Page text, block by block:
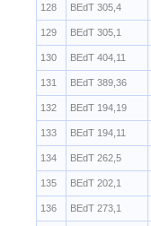
128 BEdT 305,4
129 BEdT 305,1
130 BEdT 404,11
131 BEdT 389,36
132 BEdT 194,19
133 BEdT 194,11
134 BEdT 262,5
135 BEdT 202,1
136 BEdT 273,1